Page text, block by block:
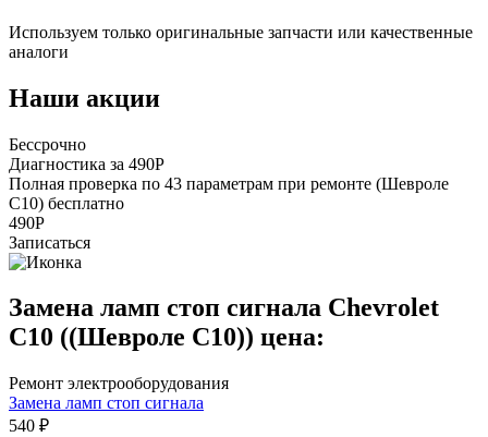
Используем только оригинальные запчасти или качественные
аналоги
Наши акции
Бессрочно
Диагностика за 490Р
Полная проверка по 43 параметрам при ремонте (Шевроле
С10) бесплатно
490Р
Записаться
Замена ламп стоп сигнала Chevrolet
C10 ((Шевроле С10)) цена:
Ремонт электрооборудования
Замена ламп стоп сигнала
540 ₽